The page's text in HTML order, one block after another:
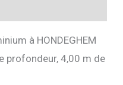
à HONDEGHEM
profondeur, 4,00 m de